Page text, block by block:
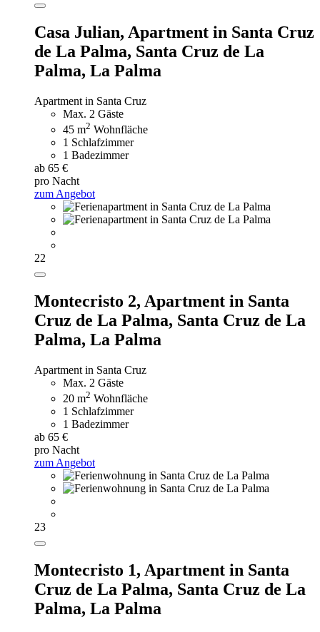
Casa Julian, Apartment in Santa Cruz
de La Palma, Santa Cruz de La
Palma, La Palma
Apartment in Santa Cruz
Max. 2 Gäste
45 m2 Wohnfläche
1 Schlafzimmer
1 Badezimmer
ab 65 €
pro Nacht
zum Angebot
22
Montecristo 2, Apartment in Santa
Cruz de La Palma, Santa Cruz de La
Palma, La Palma
Apartment in Santa Cruz
Max. 2 Gäste
20 m2 Wohnfläche
1 Schlafzimmer
1 Badezimmer
ab 65 €
pro Nacht
zum Angebot
23
Montecristo 1, Apartment in Santa
Cruz de La Palma, Santa Cruz de La
Palma, La Palma